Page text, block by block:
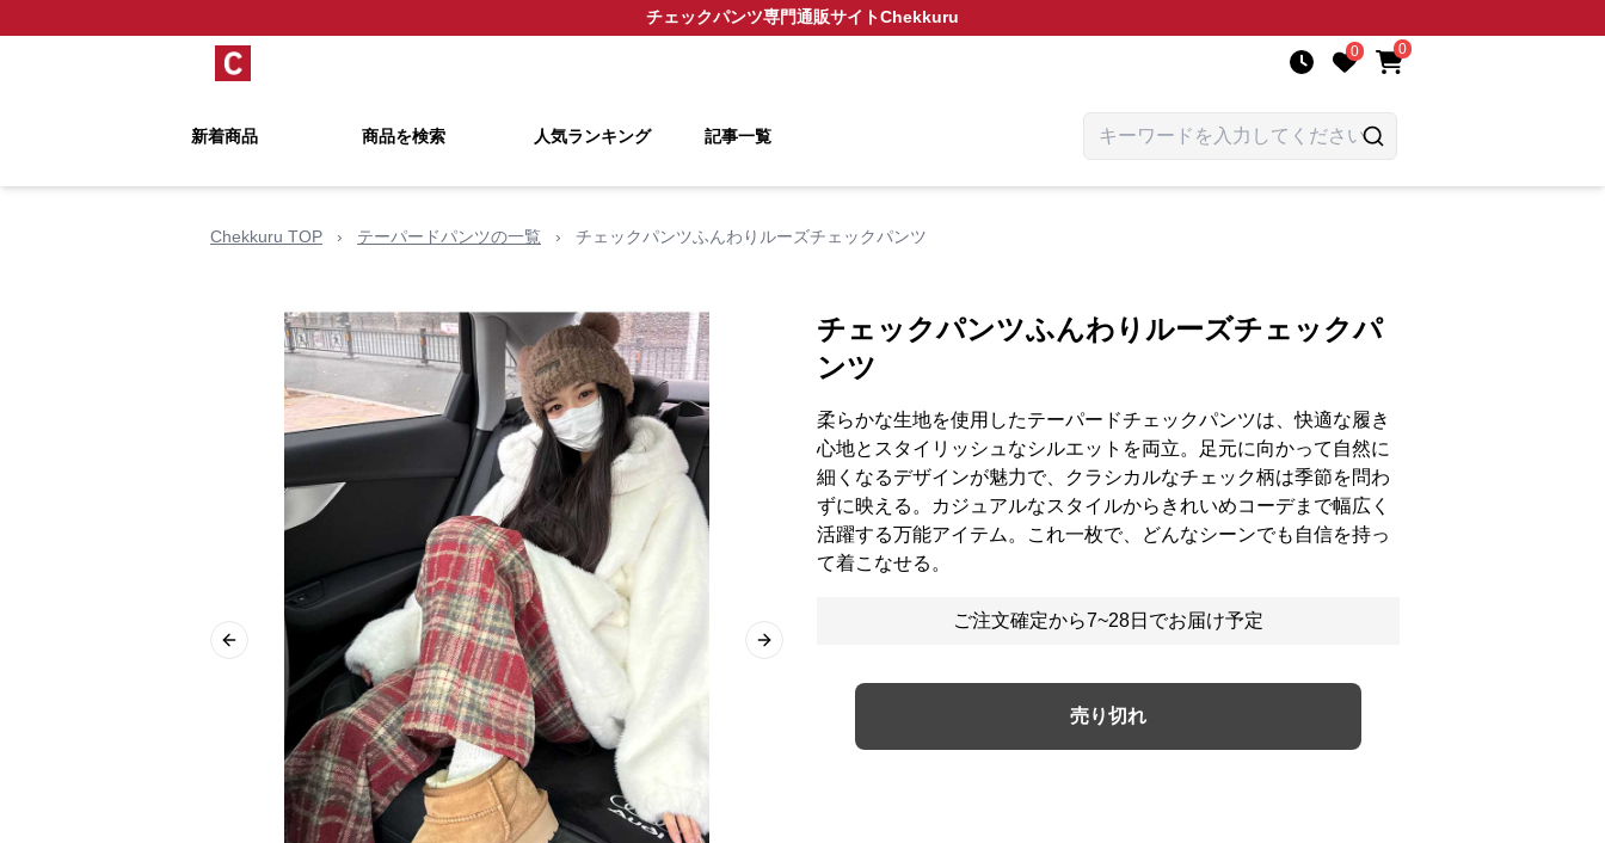
チェックパンツ専門通販サイトChekkuru
0 0
新着商品 商品を検索 人気ランキング 記事一覧
Chekkuru TOP › テーパードパンツの一覧 › チェックパンツふんわりルーズチェックパンツ
Previous slide Next slide
チェックパンツふんわりルーズチェックパ
ンツ
柔らかな生地を使用したテーパードチェックパンツは、快適な履き
心地とスタイリッシュなシルエットを両立。足元に向かって自然に
細くなるデザインが魅力で、クラシカルなチェック柄は季節を問わ
ずに映える。カジュアルなスタイルからきれいめコーデまで幅広く
活躍する万能アイテム。これ一枚で、どんなシーンでも自信を持っ
て着こなせる。
ご注文確定から7~28日でお届け予定
売り切れ